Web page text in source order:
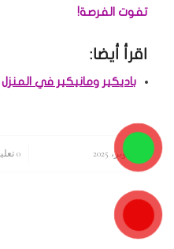
تفوت الفرصة!
اقرأ أيضا:
باديكير ومانيكير في المنزل
0 تعليقات